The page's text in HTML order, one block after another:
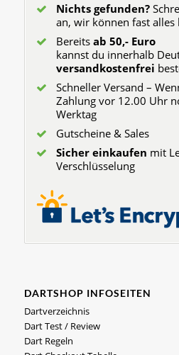
Nichts gefunden?
an, wir können fast alles
Bereits ab 50,- Euro
kannst du innerhalb
versandkostenfrei
Schneller Versand –
Zahlung vor 12.00 Uhr
Werktag
Gutscheine & Sales
Sicher einkaufen mit
Verschlüsselung
DARTSHOP INFOSEITEN
Dartverzeichnis
Dart Test / Review
Dart Regeln